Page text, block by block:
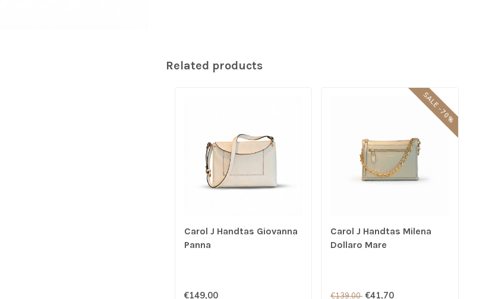
Related products
Carol J Handtas Giovanna
Panna
€149,00
SALE -70%
Carol J Handtas Milena
Dollaro Mare
€139,00 €41,70